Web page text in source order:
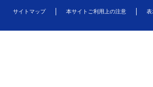
サイトマップ 本サイトご利用上の注意 表